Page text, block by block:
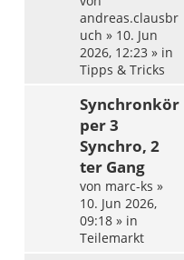
andreas.clausbr
uch » 10. Jun
2026, 12:23 » in
Tipps & Tricks
Synchronkör
per 3
Synchro, 2
ter Gang
von marc-ks »
10. Jun 2026,
09:18 » in
Teilemarkt